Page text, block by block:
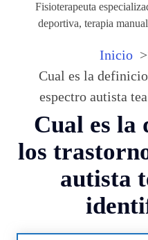
Fisioterapeuta
deportiva, terapia
Inicio
Cual es la
espectro autista
Cual es la
los
autista